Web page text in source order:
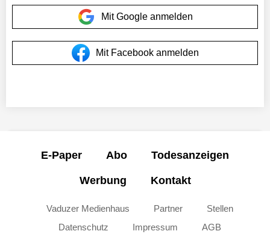
Mit Google anmelden
Mit Facebook anmelden
E-Paper Abo Todesanzeigen
Werbung Kontakt
Vaduzer Medienhaus Partner
Stellen
Datenschutz
Impressum AGB